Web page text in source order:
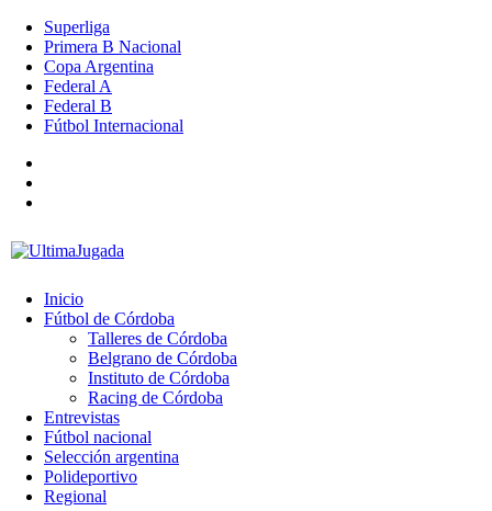
Superliga
Primera B Nacional
Copa Argentina
Federal A
Federal B
Fútbol Internacional
Inicio
Fútbol de Córdoba
Talleres de Córdoba
Belgrano de Córdoba
Instituto de Córdoba
Racing de Córdoba
Entrevistas
Fútbol nacional
Selección argentina
Polideportivo
Regional